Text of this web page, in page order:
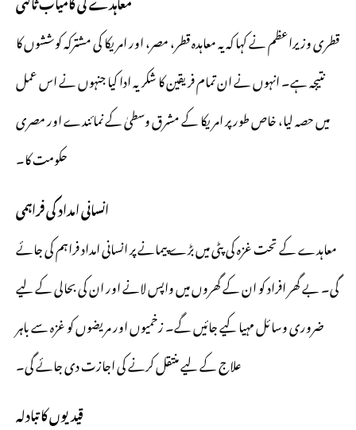
قطری وزیراعظم نے کہا کہ یہ معاہدہ قطر، مصر، اور امریکا کی مشترکہ کوششوں کا
نتیجہ ہے۔ انہوں نے ان تمام فریقین کا شکریہ ادا کیا جنہوں نے اس عمل
میں حصہ لیا، خاص طور پر امریکا کے مشرق وسطیٰ کے نمائندے اور مصری
حکومت کا۔
انسانی امداد کی فراہمی
معاہدے کے تحت غزہ کی پٹی میں بڑے پیمانے پر انسانی امداد فراہم کی جائے
گی۔ بے گھر افراد کو ان کے گھروں میں واپس لانے اور ان کی بحالی کے لیے
ضروری وسائل مہیا کیے جائیں گے۔ زخمیوں اور مریضوں کو غزہ سے باہر
علاج کے لیے منتقل کرنے کی اجازت دی جائے گی۔
قیدیوں کا تبادلہ